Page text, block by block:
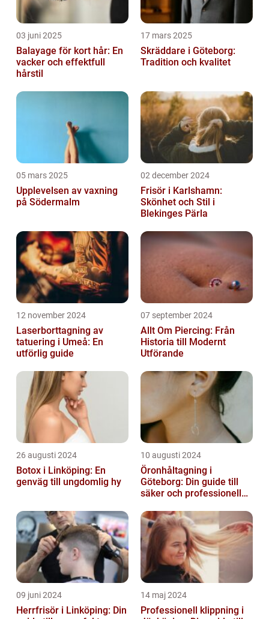
03 juni 2025
Balayage för kort hår: En
vacker och effektfull
hårstil
17 mars 2025
Skräddare i Göteborg:
Tradition och kvalitet
05 mars 2025
Upplevelsen av vaxning
på Södermalm
02 december 2024
Frisör i Karlshamn:
Skönhet och Stil i
Blekinges Pärla
12 november 2024
Laserborttagning av
tatuering i Umeå: En
utförlig guide
07 september 2024
Allt Om Piercing: Från
Historia till Modernt
Utförande
26 augusti 2024
Botox i Linköping: En
genväg till ungdomlig hy
10 augusti 2024
Öronhåltagning i
Göteborg: Din guide till
säker och professionell
09 juni 2024
Herrfrisör i Linköping: Din
14 maj 2024
Professionell klippning i